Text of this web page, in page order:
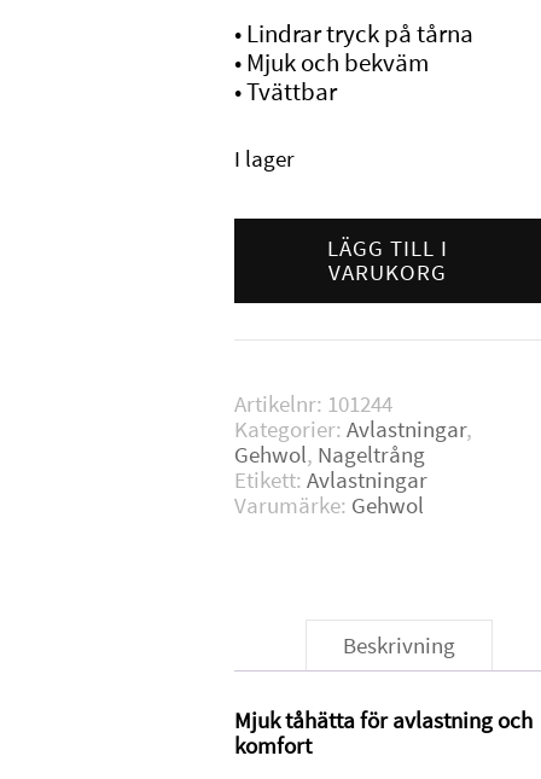
• Lindrar tryck på tårna
• Mjuk och bekväm
• Tvättbar
I lager
Gehwol
Small
2
mängd
LÄGG TILL I
VARUKORG
Artikelnr: 101244
Kategorier: Avlastningar,
Gehwol, Nageltrång
Etikett: Avlastningar
Varumärke: Gehwol
Beskrivning
Mjuk tåhätta för avlastning och
komfort